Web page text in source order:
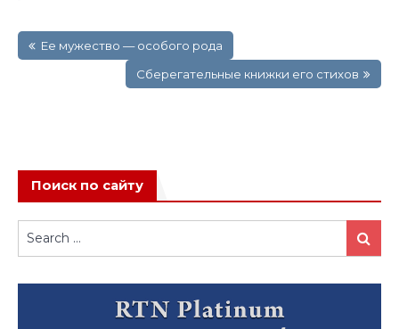
по Ее мужество — особого рода
Сберегательные книжки его стихов
Поиск по сайту
Search
for:
Search